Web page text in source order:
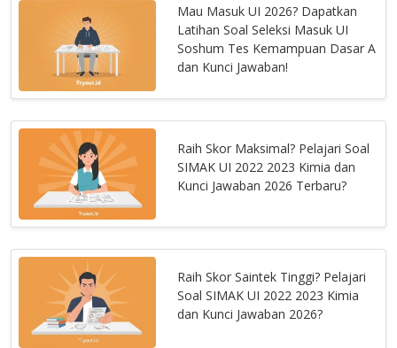
Mau Masuk UI 2026? Dapatkan
Latihan Soal Seleksi Masuk UI
Soshum Tes Kemampuan Dasar A
dan Kunci Jawaban!
Raih Skor Maksimal? Pelajari Soal
SIMAK UI 2022 2023 Kimia dan
Kunci Jawaban 2026 Terbaru?
Raih Skor Saintek Tinggi? Pelajari
Soal SIMAK UI 2022 2023 Kimia
dan Kunci Jawaban 2026?